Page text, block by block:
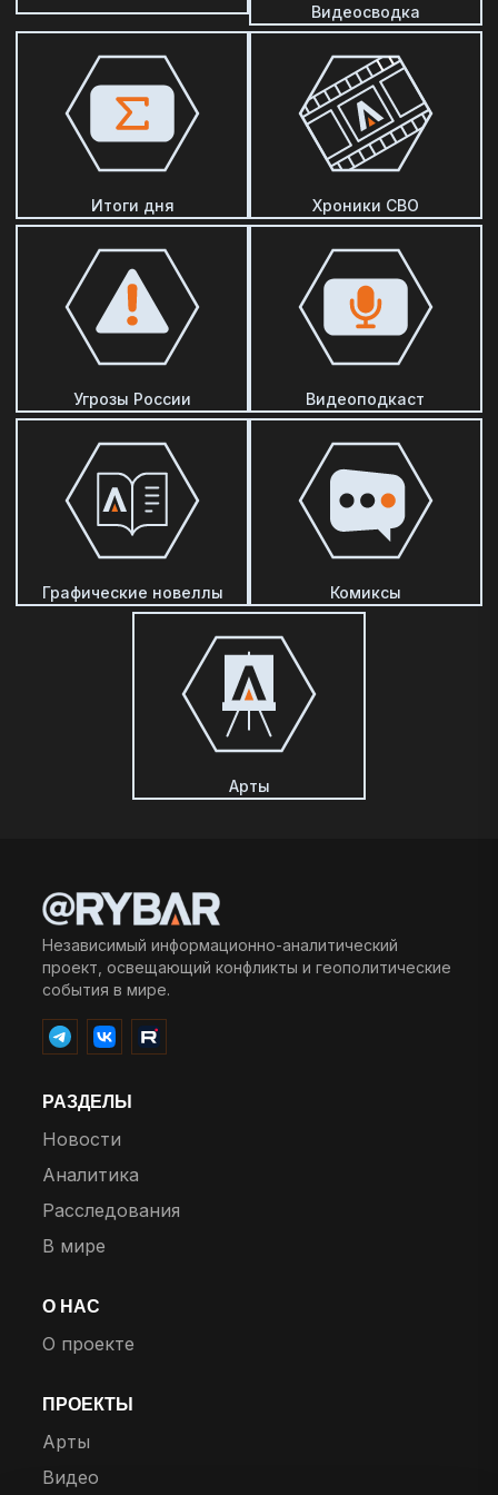
Видеосводка
Итоги дня Хроники СВО
Угрозы России Видеоподкаст
Графические новеллы Комиксы
Арты
Независимый информационно-аналитический
проект, освещающий конфликты и геополитические
события в мире.
РАЗДЕЛЫ
Новости
Аналитика
Расследования
В мире
О НАС
О проекте
ПРОЕКТЫ
Арты
Видео